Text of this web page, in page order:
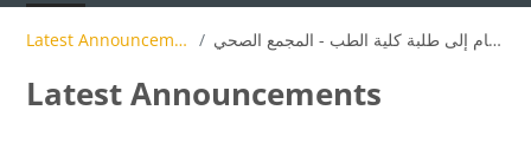
Latest Announcements إعلان هام إلى طلبة كلية الطب - المجمع الصحي
Latest Announcements